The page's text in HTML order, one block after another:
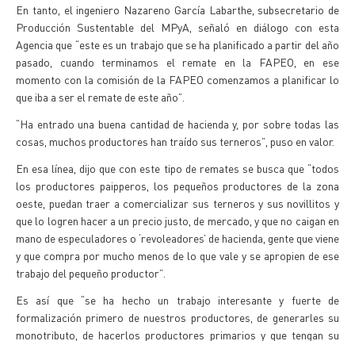
En tanto, el ingeniero Nazareno García Labarthe, subsecretario de
Producción Sustentable del MPyA, señaló en diálogo con esta
Agencia que “este es un trabajo que se ha planificado a partir del año
pasado, cuando terminamos el remate en la FAPEO, en ese
momento con la comisión de la FAPEO comenzamos a planificar lo
que iba a ser el remate de este año”.
“Ha entrado una buena cantidad de hacienda y, por sobre todas las
cosas, muchos productores han traído sus terneros”, puso en valor.
En esa línea, dijo que con este tipo de remates se busca que “todos
los productores paipperos, los pequeños productores de la zona
oeste, puedan traer a comercializar sus terneros y sus novillitos y
que lo logren hacer a un precio justo, de mercado, y que no caigan en
mano de especuladores o ‘revoleadores’ de hacienda, gente que viene
y que compra por mucho menos de lo que vale y se apropien de ese
trabajo del pequeño productor”.
Es así que “se ha hecho un trabajo interesante y fuerte de
formalización primero de nuestros productores, de generarles su
monotributo, de hacerlos productores primarios y que tengan su